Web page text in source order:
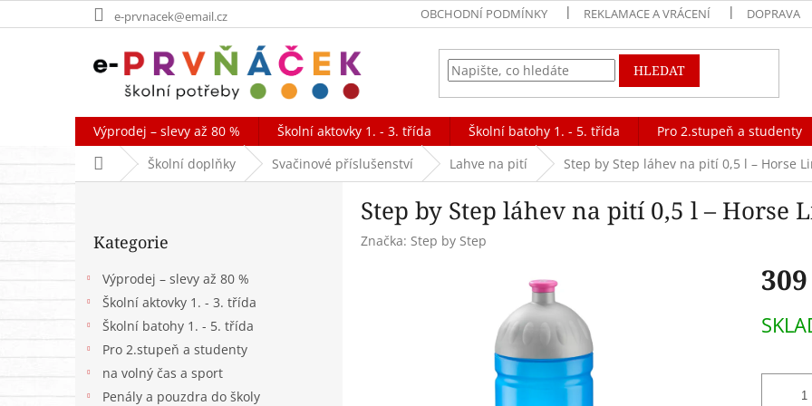
na
e-prvnacek@email.cz OBCHODNÍ PODMÍNKY REKLAMACE A VRÁCENÍ DOPRAVA
HLEDAT
Výprodej – slevy až 80 % Školní aktovky 1. - 3. třída Školní batohy 1. - 5. třída Pro 2.stupeň a studenty
Domů Školní doplňky Svačinové příslušenství Lahve na pití Step by Step láhev na pití 0,5 l – Horse
P
kategorie
Kategorie
Výprodej – slevy až 80 %
Školní aktovky 1. - 3. třída
Školní batohy 1. - 5. třída
Pro 2.stupeň a studenty
na volný čas a sport
Penály a pouzdra do školy
Step by Step láhev na pití 0,5 l – Horse
Značka: Step by Step
cena: